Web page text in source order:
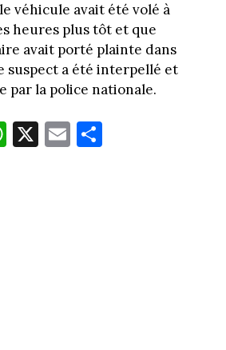
véhicule avait été volé à
heures plus tôt et que
avait porté plainte dans
suspect a été interpellé et
par la police nationale.
W
ha
X E
m
Pa
rt